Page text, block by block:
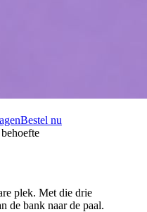
Bestel nu
plek. Met die drie
de bank naar de paal.